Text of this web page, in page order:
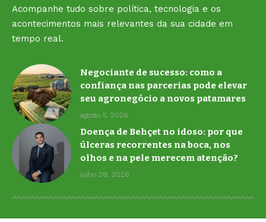
Acompanhe tudo sobre política, tecnologia e os
acontecimentos mais relevantes da sua cidade em
tempo real.
Negociante de sucesso: como a
confiança nas parcerias pode elevar
seu agronegócio a novos patamares
agosto 5, 2026
Doença de Behçet no idoso: por que
úlceras recorrentes na boca, nos
olhos e na pele merecem atenção?
julho 28, 2026